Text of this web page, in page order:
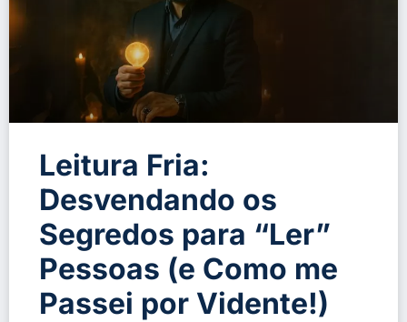
Leitura Fria:
Desvendando os
Segredos para “Ler”
Pessoas (e Como me
Passei por Vidente!)